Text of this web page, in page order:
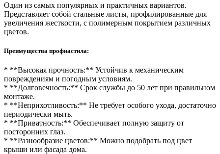
Один из самых популярных и практичных вариантов.
Представляет собой стальные листы, профилированные для
увеличения жесткости, с полимерным покрытием различных
цветов.
Преимущества профнастила:
* **Высокая прочность:** Устойчив к механическим
повреждениям и погодным условиям.
* **Долговечность:** Срок службы до 50 лет при правильном
монтаже.
* **Неприхотливость:** Не требует особого ухода, достаточно
периодически мыть.
* **Приватность:** Обеспечивает полную защиту от
посторонних глаз.
* **Разнообразие цветов:** Можно подобрать под цвет
крыши или фасада дома.